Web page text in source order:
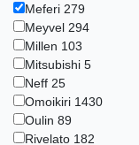
Meferi 279
Meyvel 294
Millen 103
Mitsubishi 5
Neff 25
Omoikiri 1430
Oulin 89
Rivelato 182